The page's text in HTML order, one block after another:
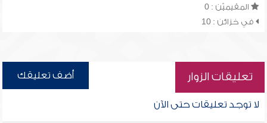
المقيميّن : 0
في خزائن : 10
تعليقات الزوار أضف تعليقك
لا توجد تعليقات حتى الآن